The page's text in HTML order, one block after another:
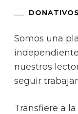
DONATIVOS
Somos una
nuestros
seguir
Transfiere a